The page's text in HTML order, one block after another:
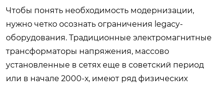
Чтобы понять необходимость модернизации,
нужно четко осознать ограничения legacy-
оборудования. Традиционные электромагнитные
трансформаторы напряжения, массово
установленные в сетях еще в советский период
или в начале 2000-х, имеют ряд физических